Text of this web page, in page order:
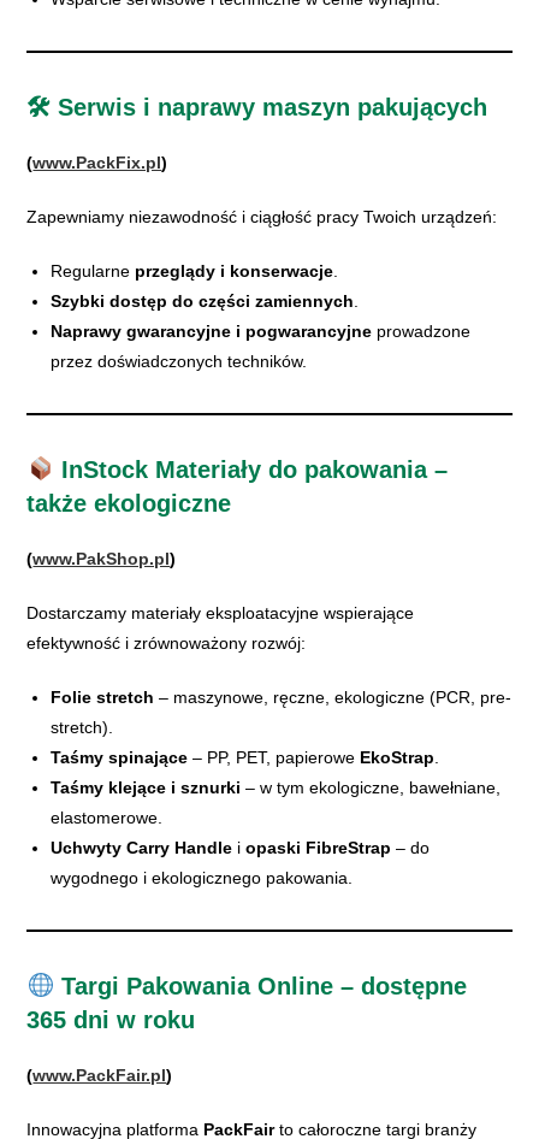
🛠Serwis i naprawy maszyn pakujących
(www.PackFix.pl)
Zapewniamy niezawodność i ciągłość pracy Twoich urządzeń:
Regularne przeglądy i konserwacje
Szybki dostęp do części zamiennych
Naprawy gwarancyjne i pogwarancyjne prowadzone
przez doświadczonych techników.
InStock Materiały do pakowania –
także ekologiczne
(www.PakShop.pl)
Dostarczamy materiały eksploatacyjne wspierające
efektywność i zrównoważony rozwój:
Folie stretch – maszynowe, ręczne, ekologiczne (PCR, pre-
stretch).
Taśmy spinające – PP, PET, papierowe EkoStrap
Taśmy klejące i sznurki – w tym ekologiczne, bawełniane,
elastomerowe.
Uchwyty Carry Handle iopaski FibreStrap – do
wygodnego i ekologicznego pakowania.
Targi Pakowania Online – dostępne
365 dni w roku
(www.PackFair.pl)
Innowacyjna platforma PackFairto całoroczne targi branży